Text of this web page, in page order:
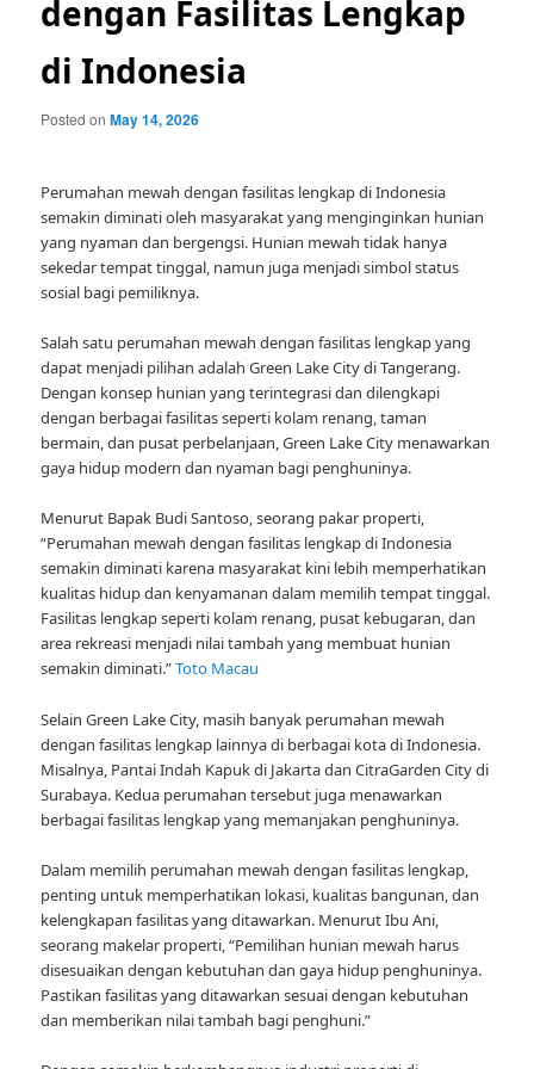
dengan Fasilitas Lengkap
di Indonesia
Posted onMay 14, 2026
Perumahan mewah dengan fasilitas lengkap di Indonesia
semakin diminati oleh masyarakat yang menginginkan hunian
yang nyaman dan bergengsi. Hunian mewah tidak hanya
sekedar tempat tinggal, namun juga menjadi simbol status
sosial bagi pemiliknya.
Salah satu perumahan mewah dengan fasilitas lengkap yang
dapat menjadi pilihan adalah Green Lake City di Tangerang.
Dengan konsep hunian yang terintegrasi dan dilengkapi
dengan berbagai fasilitas seperti kolam renang, taman
bermain, dan pusat perbelanjaan, Green Lake City menawarkan
gaya hidup modern dan nyaman bagi penghuninya.
Menurut Bapak Budi Santoso, seorang pakar properti,
“Perumahan mewah dengan fasilitas lengkap di Indonesia
semakin diminati karena masyarakat kini lebih memperhatikan
kualitas hidup dan kenyamanan dalam memilih tempat tinggal.
Fasilitas lengkap seperti kolam renang, pusat kebugaran, dan
area rekreasi menjadi nilai tambah yang membuat hunian
semakin diminati.”Toto Macau
Selain Green Lake City, masih banyak perumahan mewah
dengan fasilitas lengkap lainnya di berbagai kota di Indonesia.
Misalnya, Pantai Indah Kapuk di Jakarta dan CitraGarden City di
Surabaya. Kedua perumahan tersebut juga menawarkan
berbagai fasilitas lengkap yang memanjakan penghuninya.
Dalam memilih perumahan mewah dengan fasilitas lengkap,
penting untuk memperhatikan lokasi, kualitas bangunan, dan
kelengkapan fasilitas yang ditawarkan. Menurut Ibu Ani,
seorang makelar properti, “Pemilihan hunian mewah harus
disesuaikan dengan kebutuhan dan gaya hidup penghuninya.
Pastikan fasilitas yang ditawarkan sesuai dengan kebutuhan
dan memberikan nilai tambah bagi penghuni.”